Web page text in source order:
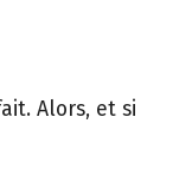
Alors, et si